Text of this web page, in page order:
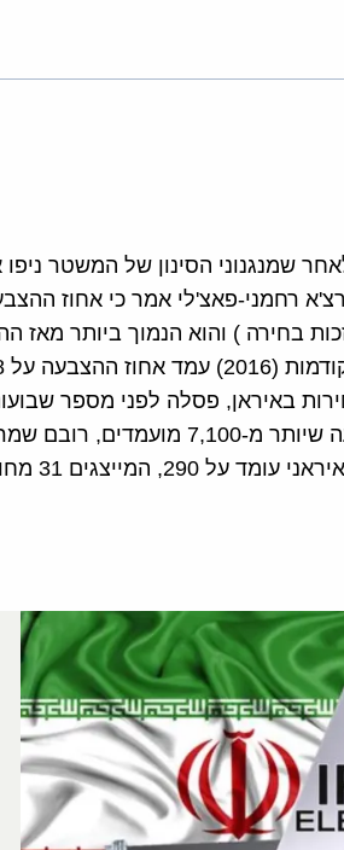
לאחר שמנגנוני הסינון של המשטר
רחמני-פאצ'לי אמר כי אחוז
(24,512,404 קולות מתוך 57,918,000 בעלי זכות בחירה ) והוא הנמוך ביותר
על
באיראן, פסלה לפני מספר
הכשרות של יותר מ-9,000 מועמדים רובם רפורמיסטים בשעה שיותר מ-7,100
עצמאיים, הורשו להריץ מועמדות. מספר